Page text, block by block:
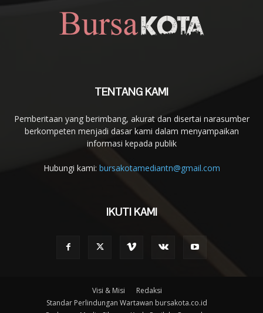
TENTANG KAMI
Pemberitaan yang berimbang, akurat dan disertai narasumber
berkompeten menjadi dasar kami dalam menyampaikan
informasi kepada publik
Hubungi kami: bursakotamediantn@gmail.com
IKUTI KAMI
Visi & Misi
Redaksi
Standar Perlindungan Wartawan bursakota.co.id